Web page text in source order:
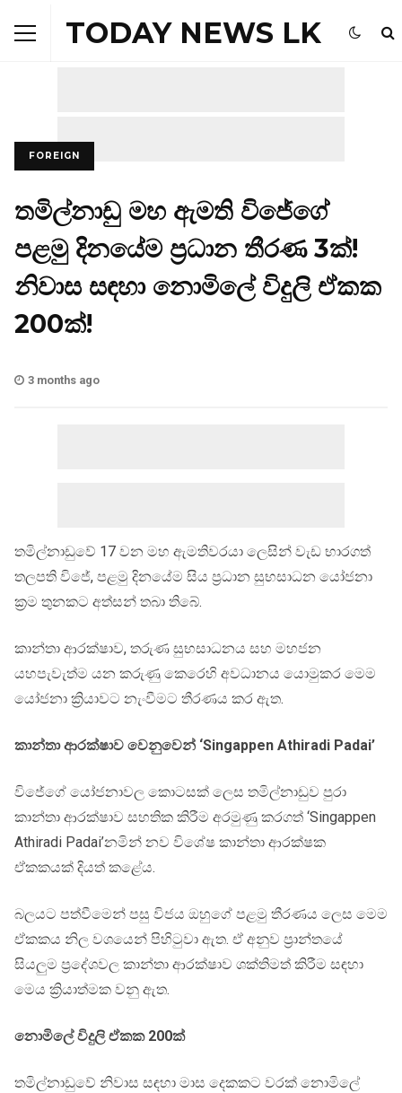
TODAY NEWS LK
FOREIGN
තමිල්නාඩු මහ ඇමති විජේගේ
පළමු දිනයේම ප්‍රධාන තීරණ 3ක්!
නිවාස සඳහා නොමිලේ විදුලි ඒකක
200ක්!
3 months ago
තමිල්නාඩුවේ 17 වන මහ ඇමතිවරයා ලෙසින් වැඩ භාරගත්
තලපති විජේ, පළමු දිනයේම සිය ප්‍රධාන සුභසාධන යෝජනා
ක්‍රම තුනකට අත්සන් තබා තිබේ.
කාන්තා ආරක්ෂාව, තරුණ සුභසාධනය සහ මහජන
යහපැවැත්ම යන කරුණු කෙරෙහි අවධානය යොමුකර මෙම
යෝජනා ක්‍රියාවට නැංවීමට තීරණය කර ඇත.
කාන්තා ආරක්ෂාව වෙනුවෙන් ‘Singappen Athiradi Padai’
විජේගේ යෝජනාවල කොටසක් ලෙස තමිල්නාඩුව පුරා
කාන්තා ආරක්ෂාව සහතික කිරීම අරමුණු කරගත් ‘Singappen
Athiradi Padai’නමින් නව විශේෂ කාන්තා ආරක්ෂක
ඒකකයක් දියත් කළේය.
බලයට පත්වීමෙන් පසු විජය ඔහුගේ පළමු තීරණය ලෙස මෙම
ඒකකය නිල වශයෙන් පිහිටුවා ඇත. ඒ අනුව ප්‍රාන්තයේ
සියලුම ප්‍රදේශවල කාන්තා ආරක්ෂාව ශක්තිමත් කිරීම සඳහා
මෙය ක්‍රියාත්මක වනු ඇත.
නොමිලේ විදුලි ඒකක 200ක්
තමිල්නාඩුවේ නිවාස සඳහා මාස දෙකකට වරක් නොමිලේ